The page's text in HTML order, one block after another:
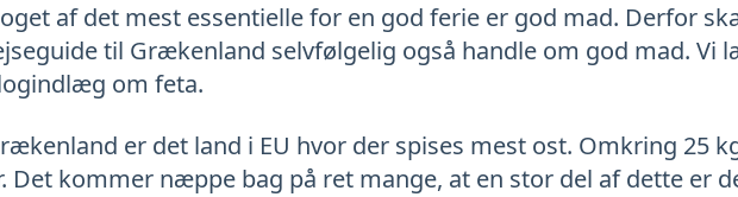
af det mest essentielle for en god ferie er god mad. Derfor
til Grækenland selvfølgelig også handle om god mad. Vi
om feta.
er det land i EU hvor der spises mest ost. Omkring 25
Det kommer næppe bag på ret mange, at en stor del af dette er